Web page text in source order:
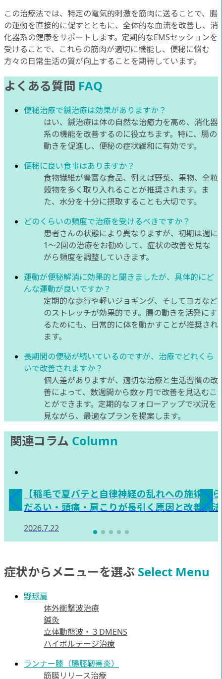
この治療法では、特定の電気的刺激を筋肉に送ることで、腸
の運動を直接的に促すとともに、全体的な血流を改善し、消
化器系の健康をサポートします。定期的なEMSセッションを
受けることで、これらの筋肉が適切に機能し、便秘に悩む
方々の日常生活の質が向上することを期待しています。
よくある質問 FAQ
便秘治療で鍼治療は効果がありますか？
はい、鍼治療は体の自然な治癒力を高め、消化器
系の機能を改善するのに役立ちます。特に、腸の
動きを促進し、便秘の症状緩和に有効です。
便秘に良い食事はありますか？
食物繊維が豊富な食品、例えば野菜、果物、全粒
穀物を多く取り入れることが推奨されます。ま
た、水分を十分に摂取することも大切です。
どのくらいの頻度で治療を受けるべきですか？
患者さんの状態により異なりますが、初期は週に
1～2回の治療をお勧めして、症状の改善を見な
がら頻度を調整していきます。
運動が便秘解消に効果的と聞きましたが、具体的にど
んな運動が良いですか？
定期的な歩行や軽いジョギング、そしてヨガなど
のストレッチが効果的です。腸の動きを活発にす
るためにも、日常的に体を動かすことが推奨され
ます。
長期間の便秘が続いているのですが、治療でどれくら
いで改善されますか？
個人差がありますが、適切な治療と生活習慣の改
善によって、数週間から数ヶ月で改善を見込むこ
とができます。定期的なフォローアップで状況を
見ながら、最適なプランを提案します。
関連コラム Column
【稲毛で夏バテと自律神経の乱れへの施術な
だるい・頭痛・肩こりが長引く原因と改善方法
2026.7.22
症状からメニューを選ぶ Select Menu
野球肩
体外衝撃波治療
鍼灸
立体動態波・３DMENS
ハイボルテージ治療
ランナー膝（腸脛靭帯炎）
筋膜リリース治療